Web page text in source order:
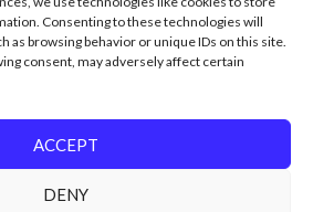
Consenting to these technologies will
as browsing behavior or unique IDs on this site.
consent, may adversely affect certain
ACCEPT
DENY